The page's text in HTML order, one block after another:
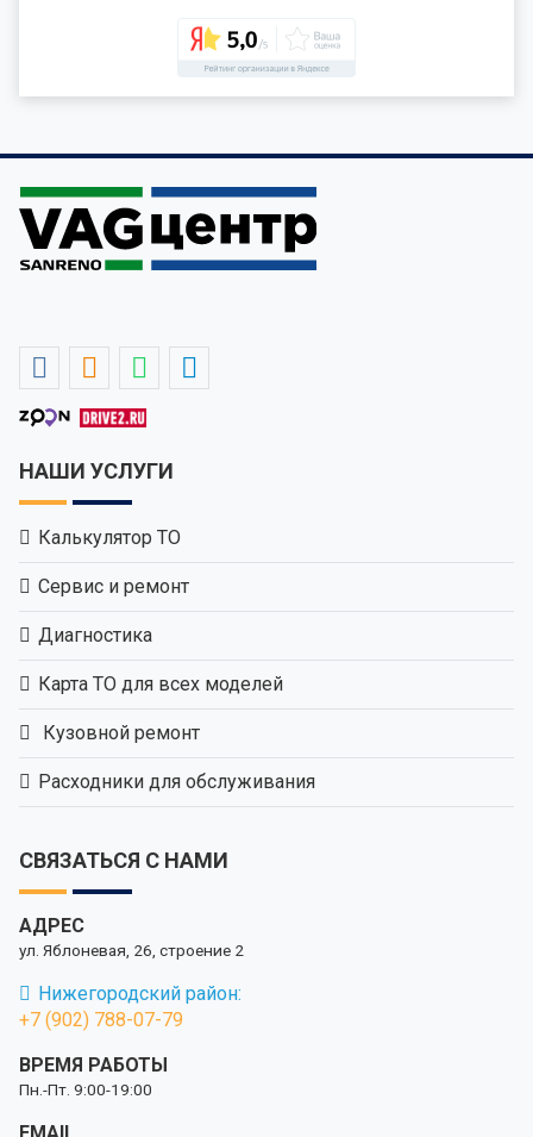
НАШИ УСЛУГИ
Калькулятор ТО
Сервис и ремонт
Диагностика
Карта ТО для всех моделей
Кузовной ремонт
Расходники для обслуживания
СВЯЗАТЬСЯ С НАМИ
АДРЕС
ул. Яблоневая, 26, строение 2
Нижегородский район:
+7 (902) 788-07-79
ВРЕМЯ РАБОТЫ
Пн.-Пт. 9:00-19:00